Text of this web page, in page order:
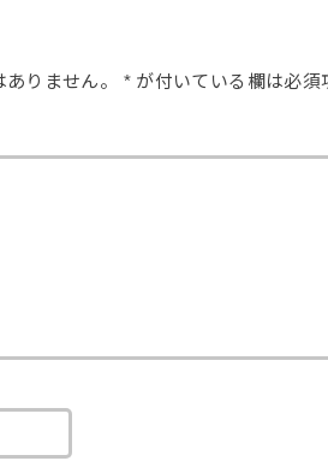
りません。 *が付いている欄は必須